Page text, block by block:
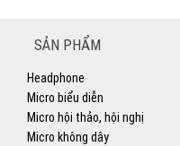
SẢN PHẨM
Headphone
Micro biểu diễn
Micro hội thảo, hội nghị
Micro không dây